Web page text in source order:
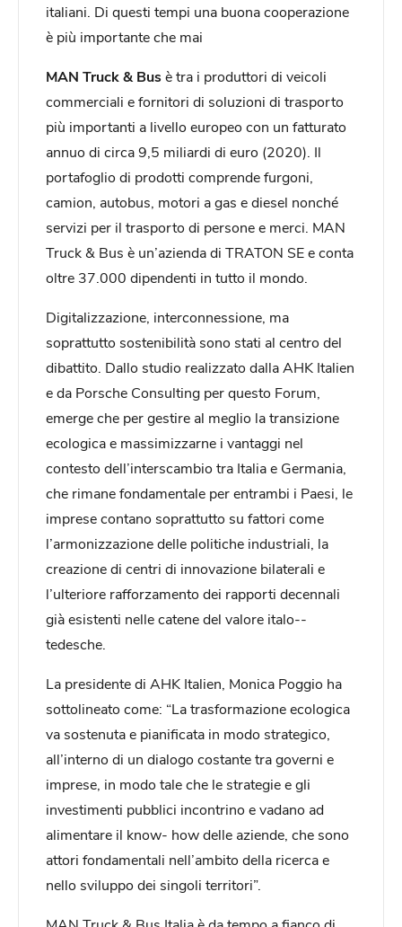
italiani. Di questi tempi una buona cooperazione
è più importante che mai
MAN Truck & Busè tra i produttori di veicoli
commerciali e fornitori di soluzioni di trasporto
più importanti a livello europeo con un fatturato
annuo di circa 9,5 miliardi di euro (2020). Il
portafoglio di prodotti comprende furgoni,
camion, autobus, motori a gas e diesel nonché
servizi per il trasporto di persone e merci. MAN
Truck & Bus è un’azienda di TRATON SE e conta
oltre 37.000 dipendenti in tutto il mondo.
Digitalizzazione, interconnessione, ma
soprattutto sostenibilità sono stati al centro del
dibattito. Dallo studio realizzato dalla AHK Italien
e da Porsche Consulting per questo Forum,
emerge che per gestire al meglio la transizione
ecologica e massimizzarne i vantaggi nel
contesto dell’interscambio tra Italia e Germania,
che rimane fondamentale per entrambi i Paesi, le
imprese contano soprattutto su fattori come
l’armonizzazione delle politiche industriali, la
creazione di centri di innovazione bilaterali e
l’ulteriore rafforzamento dei rapporti decennali
già esistenti nelle catene del valore italo-­
tedesche.
La presidente di AHK Italien, Monica Poggio ha
sottolineato come: “La trasformazione ecologica
va sostenuta e pianificata in modo strategico,
all’interno di un dialogo costante tra governi e
imprese, in modo tale che le strategie e gli
investimenti pubblici incontrino e vadano ad
alimentare il know-­ how delle aziende, che sono
attori fondamentali nell’ambito della ricerca e
nello sviluppo dei singoli territori”.